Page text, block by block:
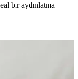
bir aydınlatma